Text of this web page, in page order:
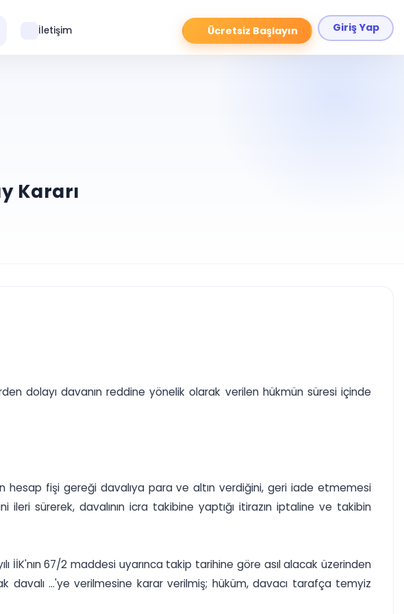
Ücretsiz Başlayın Giriş Yap
İletişim
Kararı
dolayı davanın reddine yönelik olarak verilen hükmün süresi içinde
hesap fişi gereği davalıya para ve altın verdiğini, geri iade etmemesi
ileri sürerek, davalının icra takibine yaptığı itirazın iptaline ve takibin
İİK'nın 67/2 maddesi uyarınca takip tarihine göre asıl alacak üzerinden
davalı ...'ye verilmesine karar verilmiş; hüküm, davacı tarafça temyiz